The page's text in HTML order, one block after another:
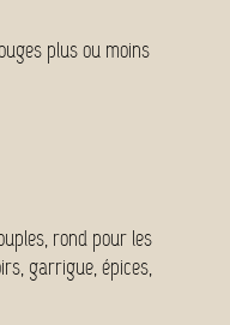
plus ou moins
rond pour les
garrigue, épices,